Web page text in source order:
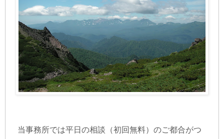
当事務所では平日の相談（初回無料）のご都合がつ